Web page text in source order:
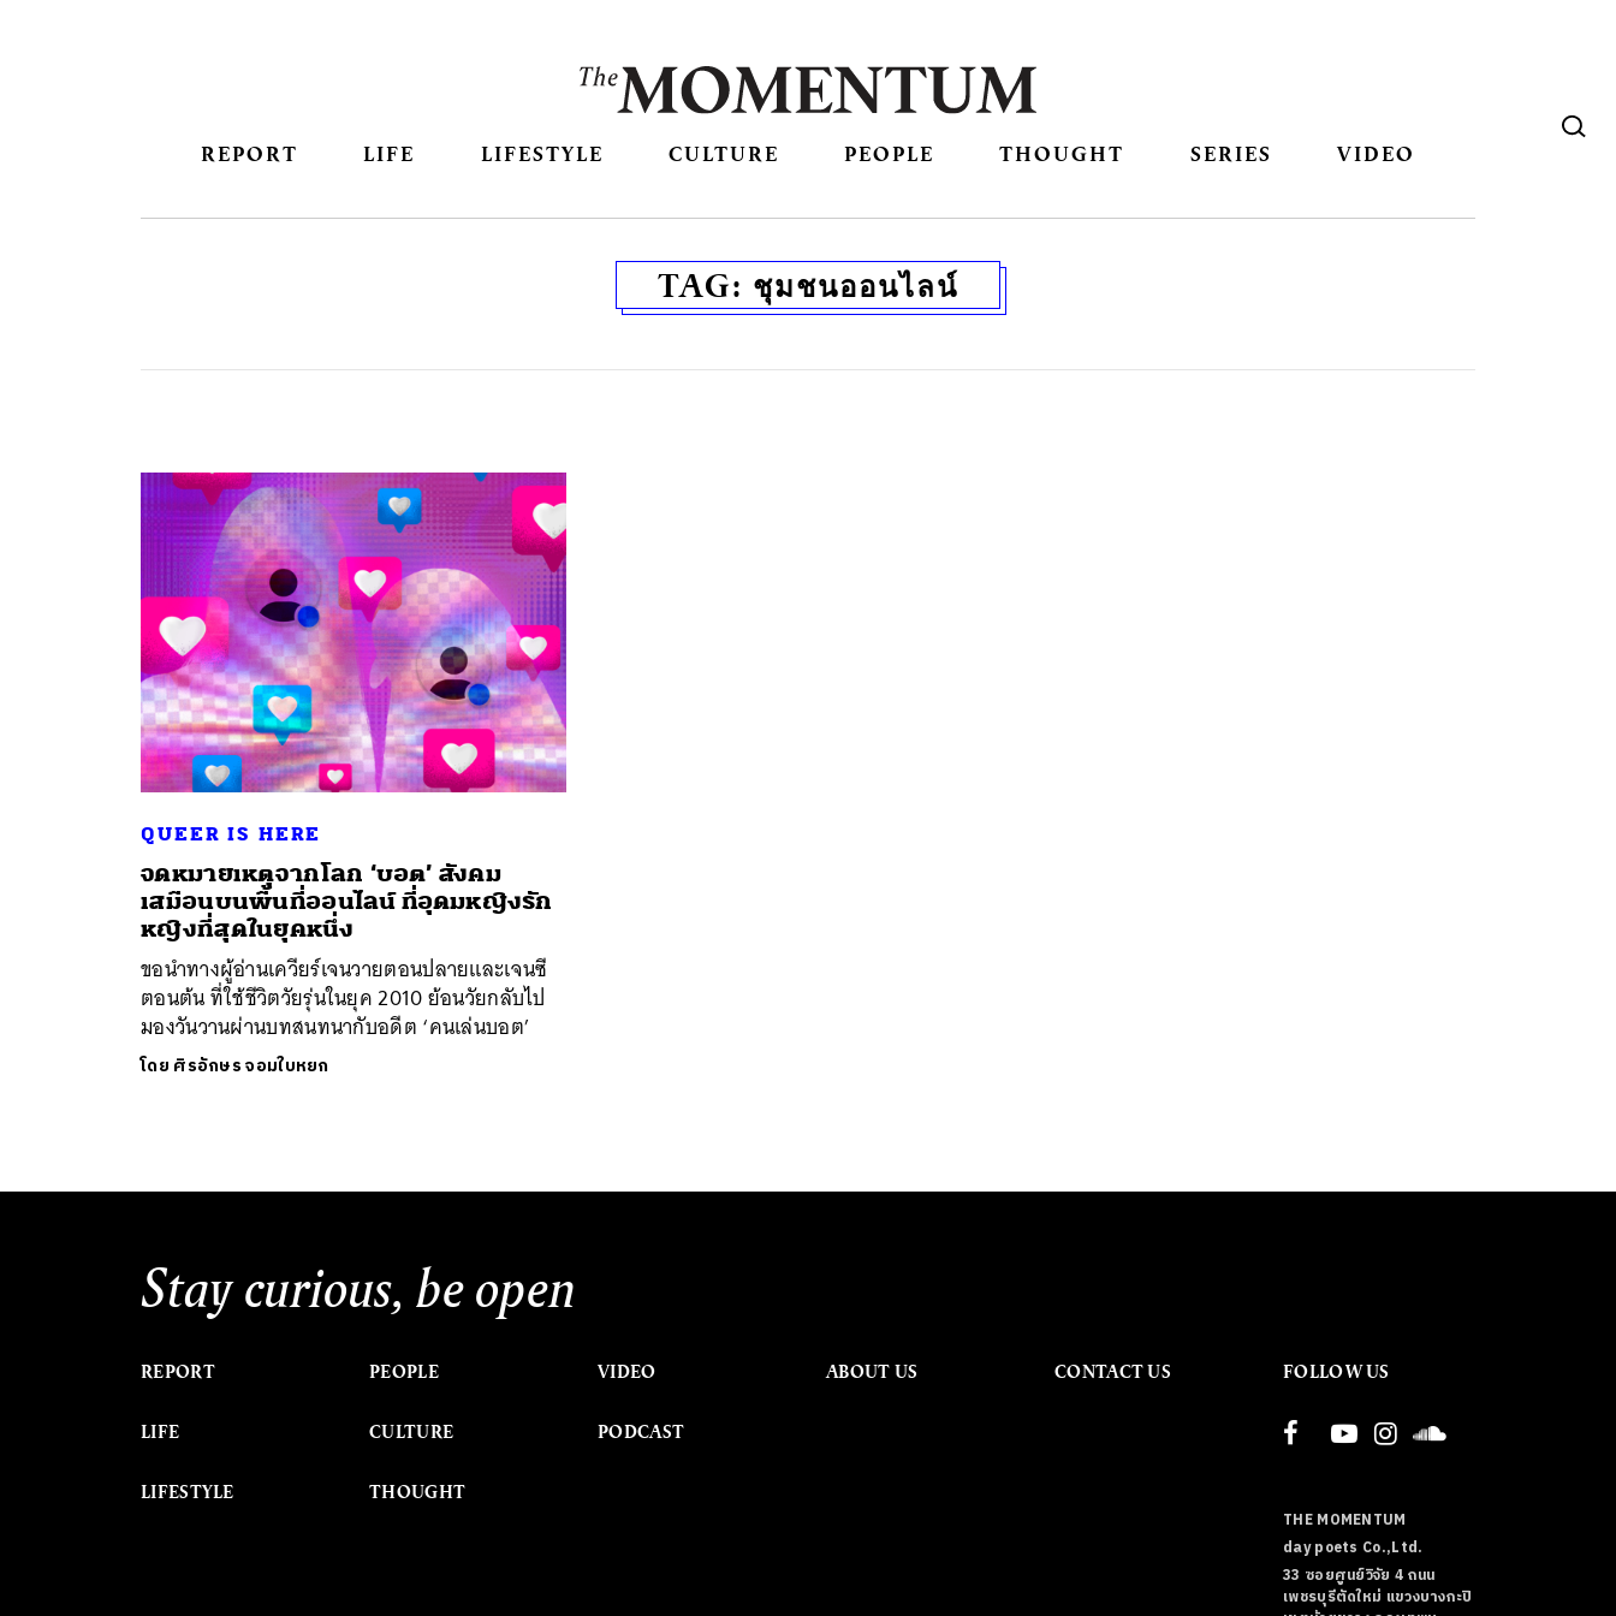
REPORT LIFE LIFESTYLE CULTURE PEOPLE THOUGHT SERIES VIDEO
TAG: ชุมชนออนไลน์
QUEER IS HERE
จดหมายเหตุจากโลก ‘บอต’ สังคม
เสมือนบนพื้นที่ออนไลน์ ที่อุดมหญิงรัก
หญิงที่สุดในยุคหนึ่ง
ขอนำทางผู้อ่านเควียร์เจนวายตอนปลายและเจนซี
ตอนต้น ที่ใช้ชีวิตวัยรุ่นในยุค 2010 ย้อนวัยกลับไป
มองวันวานผ่านบทสนทนากับอดีต ‘คนเล่นบอต’
โดย ศิรอักษร จอมใบหยก
Stay curious, be open
REPORT
LIFE
LIFESTYLE
PEOPLE
CULTURE
THOUGHT
VIDEO
PODCAST
ABOUT US CONTACT US FOLLOW US
THE MOMENTUM
day poets Co.,Ltd.
33 ซอยศูนย์วิจัย 4 ถนน
เพชรบุรีตัดใหม่ แขวงบางกะปิ